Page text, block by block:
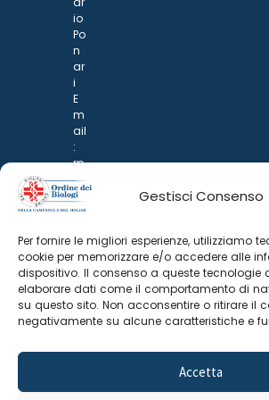
Gestisci Consenso
Per fornire le migliori esperienze, utilizziamo
cookie per memorizzare e/o accedere alle
dispositivo. Il consenso a queste tecnologie
elaborare dati come il comportamento di
su questo sito. Non acconsentire o ritirare il
negativamente su alcune caratteristiche e
Accetta
io
Po
n
ar
i
E
m
ail
:
rp
d
@
p
n
ar
i.it